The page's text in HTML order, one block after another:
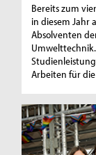
Bereits zum
in diesem Jahr
Absolventen
Arbeiten für